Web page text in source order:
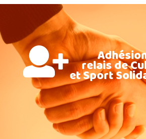
relais de
et Sport